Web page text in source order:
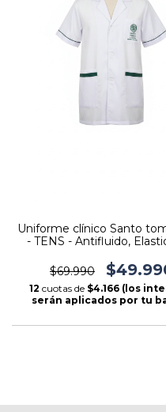
Uniforme clínico Santo
- TENS - Antifluido,
$69.990
12 cuotas de $4.166 (los
serán aplicados por tu